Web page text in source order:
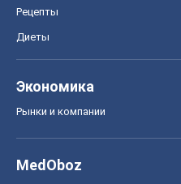
Рецепты
Диеты
Экономика
Рынки и компании
MedOboz